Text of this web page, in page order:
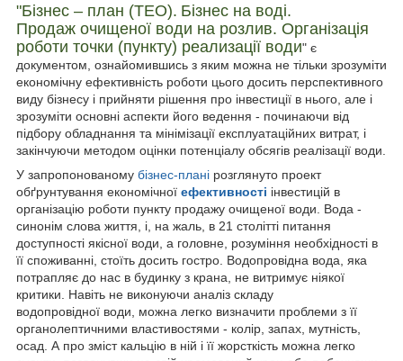
"Бізнес – план (ТЕО). Бізнес на воді.
Продаж очищеної води на розлив. Організація
роботи точки (пункту) реализації води" є
документом, ознайомившись з яким можна не тільки зрозуміти
економічну ефективність роботи цього досить перспективного
виду бізнесу і прийняти рішення про інвестиції в нього, але і
зрозуміти основні аспекти його ведення - починаючи від
підбору обладнання та мінімізації експлуатаційних витрат, і
закінчуючи методом оцінки потенціалу обсягів реалізації води.
У запропонованому бізнес-плані розглянуто проект
обґрунтування економічної ефективності інвестицій в
організацію роботи пункту продажу очищеної води. Вода -
синонім слова життя, і, на жаль, в 21 столітті питання
доступності якісної води, а головне, розуміння необхідності в
її споживанні, стоїть досить гостро. Водопровідна вода, яка
потрапляє до нас в будинку з крана, не витримує ніякої
критики. Навіть не виконуючи аналіз складу
водопровідної води, можна легко визначити проблеми з її
органолептичними властивостями - колір, запах, мутність,
осад. А про зміст кальцію в ній і її жорсткість можна легко